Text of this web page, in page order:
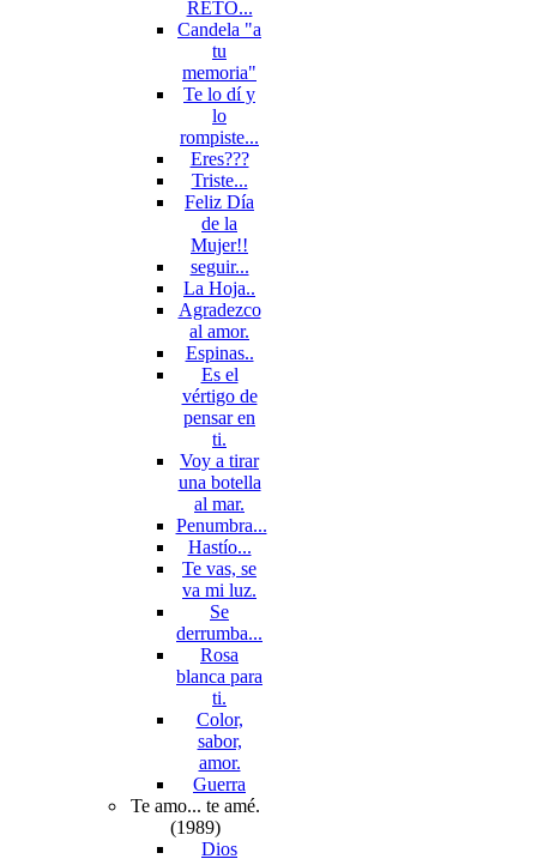
RETO...
Candela "a
tu
memoria"
Te lo dí y
lo
rompiste...
Eres???
Triste...
Feliz Día
de la
Mujer!!
seguir...
La Hoja..
Agradezco
al amor.
Espinas..
Es el
vértigo de
pensar en
ti.
Voy a tirar
una botella
al mar.
Penumbra...
Hastío...
Te vas, se
va mi luz.
Se
derrumba...
Rosa
blanca para
ti.
Color,
sabor,
amor.
Guerra
Te amo... te amé.
(1989)
Dios